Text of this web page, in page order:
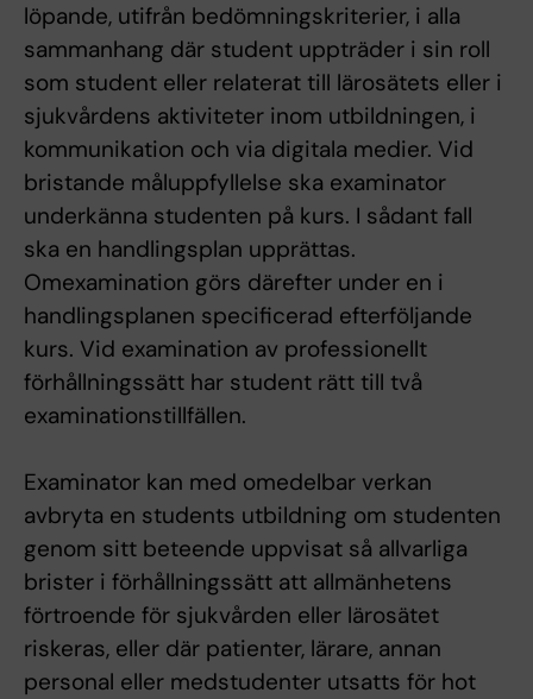
löpande, utifrån bedömningskriterier, i alla
sammanhang där student uppträder i sin roll
som student eller relaterat till lärosätets eller i
sjukvårdens aktiviteter inom utbildningen, i
kommunikation och via digitala medier. Vid
bristande måluppfyllelse ska examinator
underkänna studenten på kurs. I sådant fall
ska en handlingsplan upprättas.
Omexamination görs därefter under en i
handlingsplanen specificerad efterföljande
kurs. Vid examination av professionellt
förhållningssätt har student rätt till två
examinationstillfällen.
Examinator kan med omedelbar verkan
avbryta en students utbildning om studenten
genom sitt beteende uppvisat så allvarliga
brister i förhållningssätt att allmänhetens
förtroende för sjukvården eller lärosätet
riskeras, eller där patienter, lärare, annan
personal eller medstudenter utsatts för hot